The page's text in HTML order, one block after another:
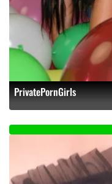
PrivatePornGirls